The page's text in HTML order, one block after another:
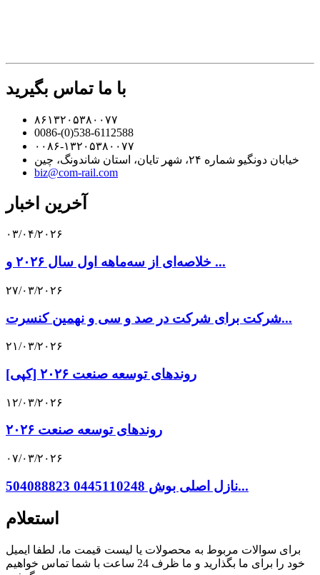
با ما تماس بگیرید
۸۶۱۳۲۰۵۳۸۰۰۷۷
0086-(0)538-6112588
۰۰۸۶-۱۳۲۰۵۳۸۰۰۷۷
خیابان دونگیو شماره ۲۴، شهر تایان، استان شاندونگ، چین
biz@com-rail.com
آخرین اخبار
۰۳/۰۴/۲۰۲۶
خلاصه‌ای از سه‌ماهه اول سال ۲۰۲۶ و ...
۲۷/۰۳/۲۰۲۶
شرکت برای شرکت در صد و سی و نهمین کنسرت...
۲۱/۰۳/۲۰۲۶
[کپی] روندهای توسعه صنعت ۲۰۲۶
۱۲/۰۳/۲۰۲۶
روندهای توسعه صنعت ۲۰۲۶
۰۷/۰۳/۲۰۲۶
نازل اصلی بوش 0445110248 504088823...
استعلام
برای سوالات مربوط به محصولات یا لیست قیمت ما، لطفا ایمیل
خود را برای ما بگذارید و ما ظرف 24 ساعت با شما تماس خواهیم